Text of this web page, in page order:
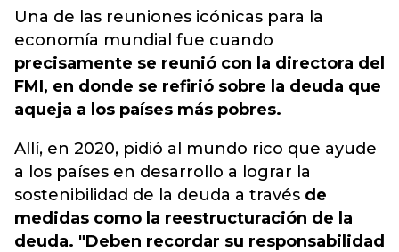
Una de las reuniones icónicas para la
economía mundial fue cuando
precisamente se reunió con la directora del
FMI, en donde se refirió sobre la deuda que
aqueja a los países más pobres.
Allí, en 2020, pidió al mundo rico que ayude
a los países en desarrollo a lograr la
sostenibilidad de la deuda a través de
medidas como la reestructuración de la
deuda. "Deben recordar su responsabilidad